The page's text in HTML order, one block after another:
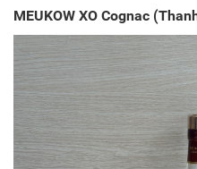
MEUKOW XO Cognac